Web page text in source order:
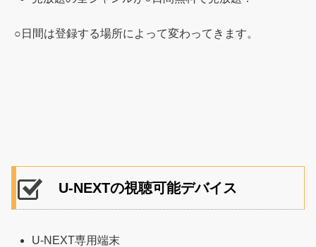
○日間は登録する場所によって変わってきます。
U-NEXTの視聴可能デバイス
U-NEXT専用端末